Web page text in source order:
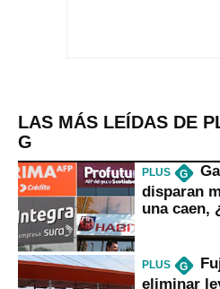
LAS MÁS LEÍDAS DE
G
PLUS G
disparan
una caen,
PLUS G
eliminar